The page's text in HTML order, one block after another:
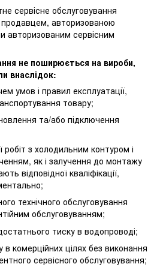
сервісне обслуговування
авторизованою
авторизованим сервісним
не поширюється на вироби,
внаслідок:
умов і правил експлуатації,
товару;
та/або підключення
робіт з холодильним контуром і
як і залучення до монтажу
відповідної кваліфікації,
технічного обслуговування
обслуговуванням;
тиску в водопроводі;
комерційних цілях без виконання
сервісного обслуговування;